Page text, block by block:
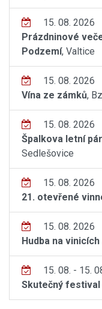
15. 08. 2026
Prázdninové
Podzemí, Valtice
15. 08. 2026
Vína ze zámků,
15. 08. 2026
Špalkova letní
Sedlešovice
15. 08. 2026
21. otevřené
15. 08. 2026
Hudba na vinicích
15. 08. - 15.
Skutečný festival